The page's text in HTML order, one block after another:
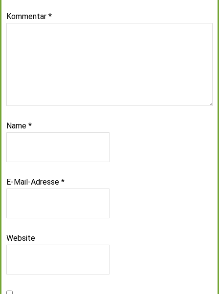
Kommentar *
Name *
E-Mail-Adresse *
Website